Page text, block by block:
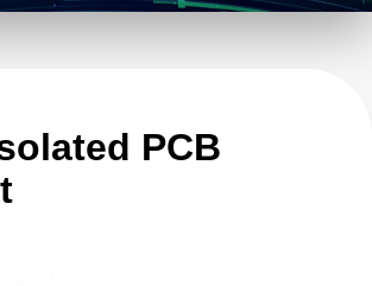
털 및 아날로그 집적 회로뿐만
PCB